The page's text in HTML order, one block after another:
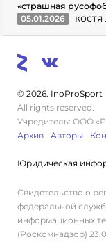
«страшная
05.01.2026
© 2026. InoProSport
All rights reserved.
Учредитель: ООО
Архив
Авторы
Юридическая
Свидетельство о
федеральной
информационных
(Роскомнадзор)